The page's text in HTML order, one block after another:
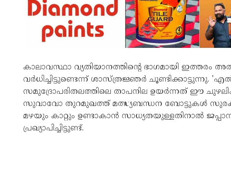
കാലാവസ്ഥാ വ്യതിയാനത്തിന്റെ ഭാഗമായി ഇത്തരം
വർധിച്ചിട്ടുണ്ടെന്ന് ശാസ്ത്രജ്ഞർ ചൂണ്ടിക്കാട്ടുന്നു.
സമുദ്രോപരിതലത്തിലെ താപനില ഉയർന്നത് ഈ
സുവാവോ തുറമുഖത്ത് മത്സ്യബന്ധന ബോട്ടുകൾ സുരക്ഷിത
മഴയും കാറ്റും ഉണ്ടാകാൻ സാധ്യതയുള്ളതിനാൽ
പ്രഖ്യാപിച്ചിട്ടുണ്ട്.